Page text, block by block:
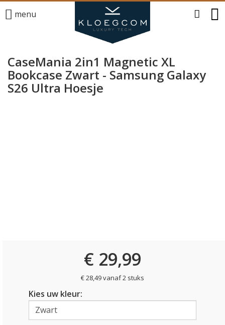
menu
CaseMania 2in1 Magnetic XL
Bookcase Zwart - Samsung Galaxy
S26 Ultra Hoesje
€ 29,99
€ 28,49 vanaf 2 stuks
Kies uw kleur: